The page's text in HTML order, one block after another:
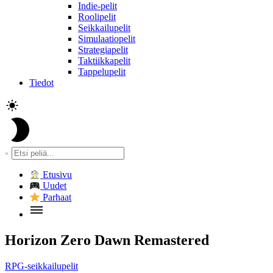
Indie-pelit
Roolipelit
Seikkailupelit
Simulaatiopelit
Strategiapelit
Taktiikkapelit
Tappelupelit
Tiedot
Etusivu
Uudet
Parhaat
Horizon Zero Dawn Remastered
RPG-seikkailupelit